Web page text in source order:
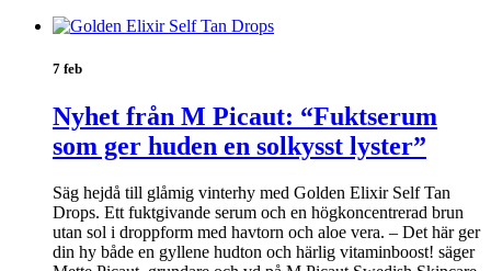
7 feb
Nyhet från M Picaut: “Fuktserum
som ger huden en solkysst lyster”
Säg hejdå till glåmig vinterhy med Golden Elixir Self Tan
Drops. Ett fuktgivande serum och en högkoncentrerad brun
utan sol i droppform med havtorn och aloe vera. – Det här ger
din hy både en gyllene hudton och härlig vitaminboost! säger